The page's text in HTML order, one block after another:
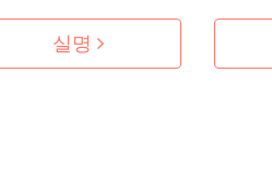
실명